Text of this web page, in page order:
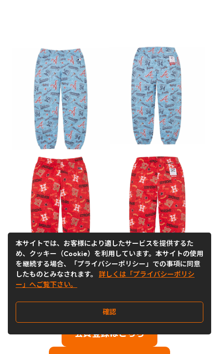
会員登録はこちら
本サイトでは、お客様により適したサービスを提供するた
め、クッキー（Cookie）を利用しています。本サイトの使用
を継続する場合、「プライバシーポリシー」での事項に同意
したものとみなされます。 詳しくは「プライバシーポリシ
ー」へご覧下さい。
確認